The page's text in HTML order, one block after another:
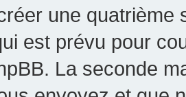
une
est prévu pour
La seconde